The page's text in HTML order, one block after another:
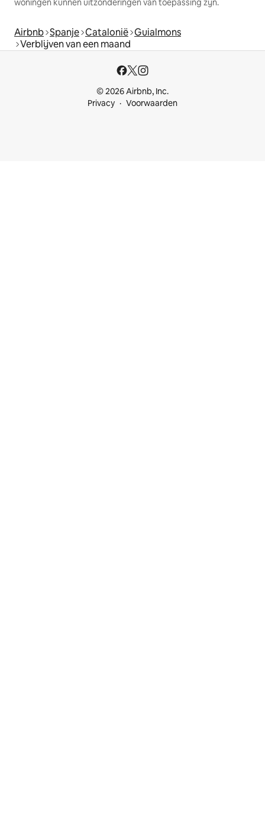
woningen kunnen uitzonderingen van toepassing zijn.
Airbnb Spanje Catalonië Guialmons
Verblijven van een maand
© 2026 Airbnb, Inc.
Privacy
Voorwaarden